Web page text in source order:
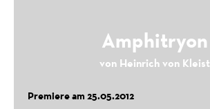
Amphitryon
von Heinrich von Kleist
Premiere am 25.05.2012